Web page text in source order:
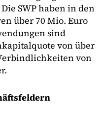
SWP haben in den
über 70 Mio. Euro
sind
von über
von